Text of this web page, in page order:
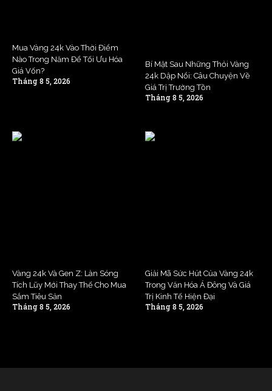
Mua Vàng 24k Vào Thời Điểm
Nào Trong Năm Để Tối Ưu Hóa
Giá Vốn?
Tháng 8 5, 2026
Bí Mật Sau Những Thỏi Vàng
24k Dập Nổi: Câu Chuyện Về
Giá Trị Trường Tồn
Tháng 8 5, 2026
Vàng 24k Và Gen Z: Làn Sóng
Tích Lũy Mới Thay Thế Cho Mua
Sắm Tiêu Sản
Tháng 8 5, 2026
Giải Mã Sức Hút Của Vàng 24k
Trong Văn Hóa Á Đông Và Giá
Trị Kinh Tế Hiện Đại
Tháng 8 5, 2026